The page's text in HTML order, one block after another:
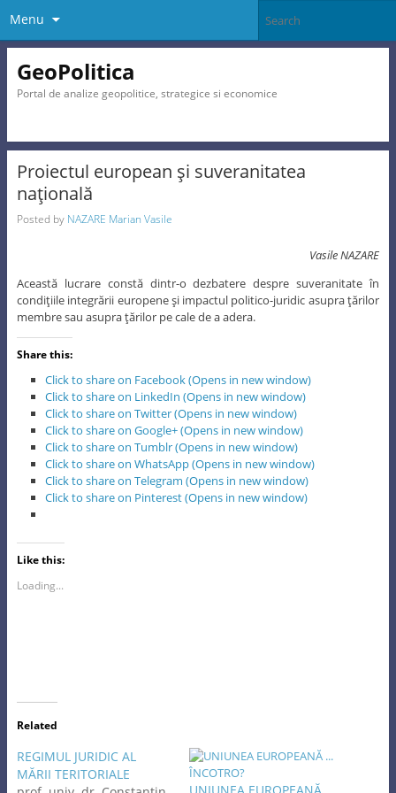
Menu
GeoPolitica
Portal de analize geopolitice, strategice si economice
Proiectul european şi suveranitatea
naţională
Posted by NAZARE Marian Vasile
Vasile NAZARE
Această lucrare constă dintr-o dezbatere despre suveranitate în
condiţiile integrării europene şi impactul politico-juridic asupra ţărilor
membre sau asupra ţărilor pe cale de a adera.
Share this:
Click to share on Facebook (Opens in new window)
Click to share on LinkedIn (Opens in new window)
Click to share on Twitter (Opens in new window)
Click to share on Google+ (Opens in new window)
Click to share on Tumblr (Opens in new window)
Click to share on WhatsApp (Opens in new window)
Click to share on Telegram (Opens in new window)
Click to share on Pinterest (Opens in new window)
Like this:
Loading...
Related
REGIMUL JURIDIC AL
MĂRII TERITORIALE
UNIUNEA EUROPEANĂ ...